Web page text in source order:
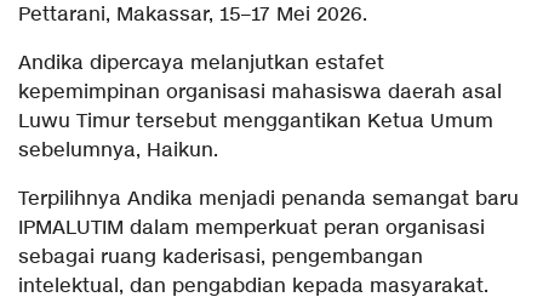
Pettarani, Makassar, 15–17 Mei 2026.
Andika dipercaya melanjutkan estafet
kepemimpinan organisasi mahasiswa daerah asal
Luwu Timur tersebut menggantikan Ketua Umum
sebelumnya, Haikun.
Terpilihnya Andika menjadi penanda semangat baru
IPMALUTIM dalam memperkuat peran organisasi
sebagai ruang kaderisasi, pengembangan
intelektual, dan pengabdian kepada masyarakat.